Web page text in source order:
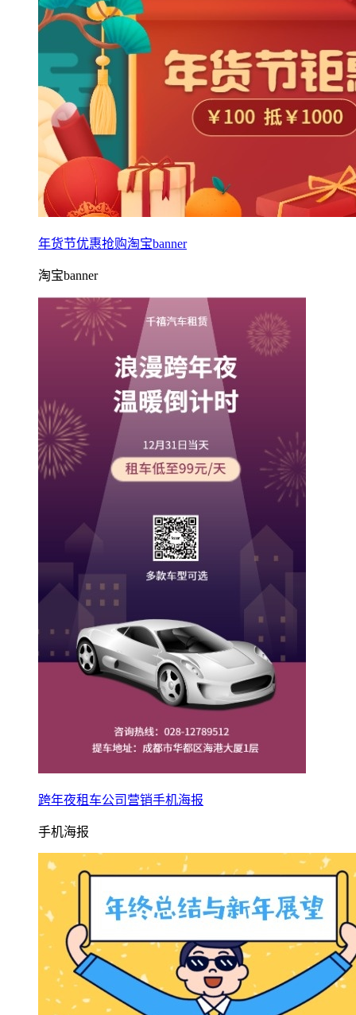
年货节优惠抢购淘宝banner
淘宝banner
跨年夜租车公司营销手机海报
手机海报